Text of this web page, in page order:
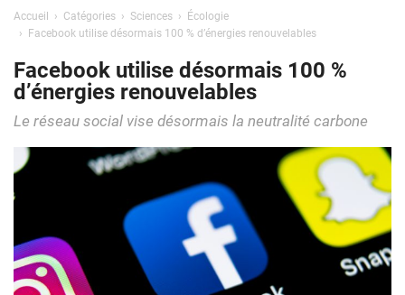
Accueil Catégories Sciences
Écologie
Facebook utilise désormais 100 % d’énergies renouvelables
Facebook utilise désormais 100 %
d’énergies renouvelables
Le réseau social vise désormais la neutralité carbone